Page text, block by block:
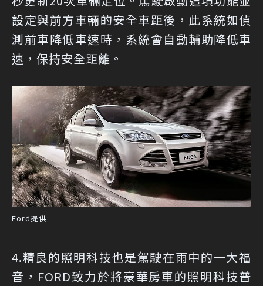
設定與前方車輛的安全車距後，此系統如偵
測前車降低車速時，系統會自動輔助降低車
速，保持安全距離。
Ford提供
4.精良的照明科技也是駕駛在雨中的一大福
音，FORD致力於將豪華房車的照明科技普